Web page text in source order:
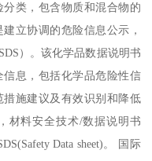
类，包含物质和混合物的
立协调的危险信息公示，
）。该化学品数据说明书
息，包括化学品危险性信
施建议及有效识别和降低
材料安全技术/数据说明书
Data sheet)。 国际